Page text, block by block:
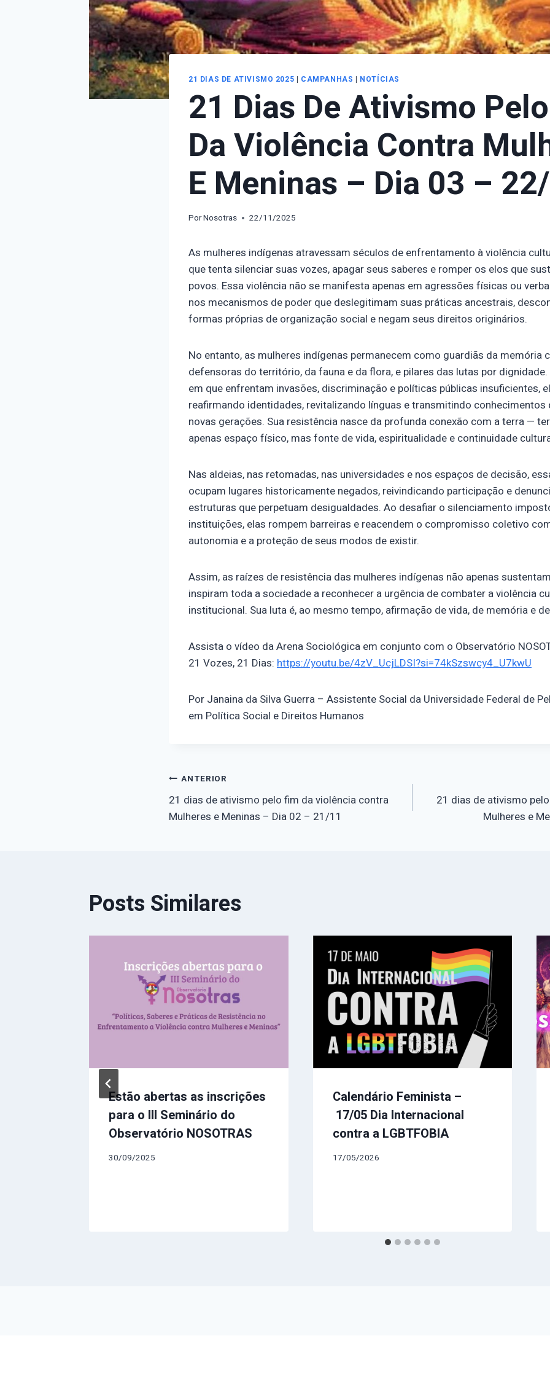
21 DIAS DE ATIVISMO 2025 | CAMPANHAS | NOTÍCIAS
21 Dias De Ativismo
Da Violência Contra
E Meninas – Dia 03 –
PorNosotras 22/11/2025
As mulheres indígenas atravessam séculos de enfrentamento à violência
que tenta silenciar suas vozes, apagar seus saberes e romper os elos que
povos. Essa violência não se manifesta apenas em agressões físicas ou
nos mecanismos de poder que deslegitimam suas práticas ancestrais,
formas próprias de organização social e negam seus direitos originários.
No entanto, as mulheres indígenas permanecem como guardiãs da memória
defensoras do território, da fauna e da flora, e pilares das lutas por
em que enfrentam invasões, discriminação e políticas públicas insuficientes,
reafirmando identidades, revitalizando línguas e transmitindo
novas gerações. Sua resistência nasce da profunda conexão com a terra —
apenas espaço físico, mas fonte de vida, espiritualidade e continuidade
Nas aldeias, nas retomadas, nas universidades e nos espaços de decisão,
ocupam lugares historicamente negados, reivindicando participação e
estruturas que perpetuam desigualdades. Ao desafiar o silenciamento
instituições, elas rompem barreiras e reacendem o compromisso coletivo
autonomia e a proteção de seus modos de existir.
Assim, as raízes de resistência das mulheres indígenas não apenas
inspiram toda a sociedade a reconhecer a urgência de combater a violência
institucional. Sua luta é, ao mesmo tempo, afirmação de vida, de memória e
Assista o vídeo da Arena Sociológica em conjunto com o Observatório
21 Vozes, 21 Dias: https://youtu.be/4zV_UcjLDSI?si=74kSzswcy4_U7kwU
Por Janaina da Silva Guerra – Assistente Social da Universidade Federal de
em Política Social e Direitos Humanos
Navegação
de
ANTERIOR
21 dias de ativismo pelo fim da violência contra
Mulheres e Meninas – Dia 02 – 21/11
21 dias de ativismo
Mulheres e
Posts Similares
Estão abertas as inscrições
para o III Seminário do
Observatório NOSOTRAS
30/09/2025
Calendário Feminista –
17/05 Dia Internacional
contra a LGBTFOBIA
17/05/2026